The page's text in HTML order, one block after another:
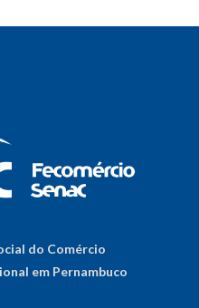
do Comércio
em Pernambuco